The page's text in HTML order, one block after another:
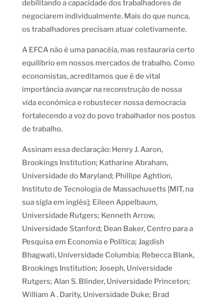
debilitando a capacidade dos trabalhadores de
negociarem individualmente. Mais do que nunca,
os trabalhadores precisam atuar coletivamente.
A EFCA não é uma panacéia, mas restauraria certo
equilíbrio em nossos mercados de trabalho. Como
economistas, acreditamos que é de vital
importância avançar na reconstrução de nossa
vida econômica e robustecer nossa democracia
fortalecendo a voz do povo trabalhador nos postos
de trabalho.
Assinam essa declaração: Henry J. Aaron,
Brookings Institution; Katharine Abraham,
Universidade do Maryland; Phillipe Aghtion,
Instituto de Tecnologia de Massachusetts [MIT, na
sua sigla em inglês]; Eileen Appelbaum,
Universidade Rutgers; Kenneth Arrow,
Universidade Stanford; Dean Baker, Centro para a
Pesquisa em Economia e Política; Jagdish
Bhagwati, Universidade Columbia; Rebecca Blank,
Brookings Institution; Joseph, Universidade
Rutgers; Alan S. Blinder, Universidade Princeton;
William A . Darity, Universidade Duke; Brad